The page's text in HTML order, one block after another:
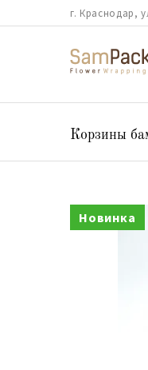
г. Краснодар,
Корзины
Новинка